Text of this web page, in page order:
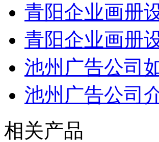
青阳企业画册
青阳企业画册
池州广告公司
池州广告公司
相关产品